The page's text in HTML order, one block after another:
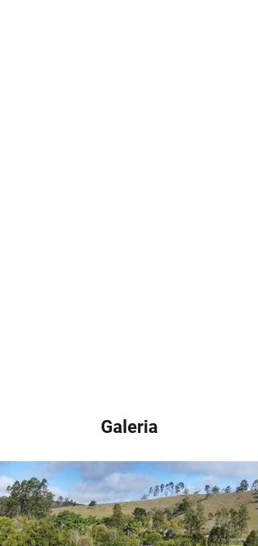
Galeria